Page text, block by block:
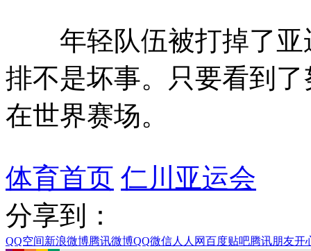
年轻队伍被打掉了亚
排不是坏事。只要看到
在世界赛场。
体育首页 仁川亚运会
分享到：
QQ空间新浪微博腾讯微博QQ微信人人网百度贴吧腾讯朋友开